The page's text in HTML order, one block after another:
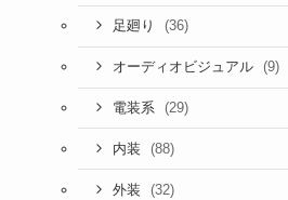
足廻り (36)
オーディオビジュアル (9)
電装系 (29)
内装 (88)
外装 (32)